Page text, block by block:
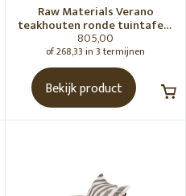
Raw Materials Verano
teakhouten ronde tuintafel -
Ø100 cm
805,00
of 268,33 in 3 termijnen
Bekijk product